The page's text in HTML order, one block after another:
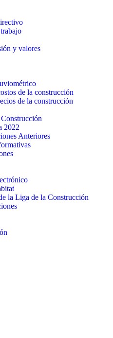
y valores
de la construcción
de la construcción
2022
Anteriores
la Liga de la Construcción